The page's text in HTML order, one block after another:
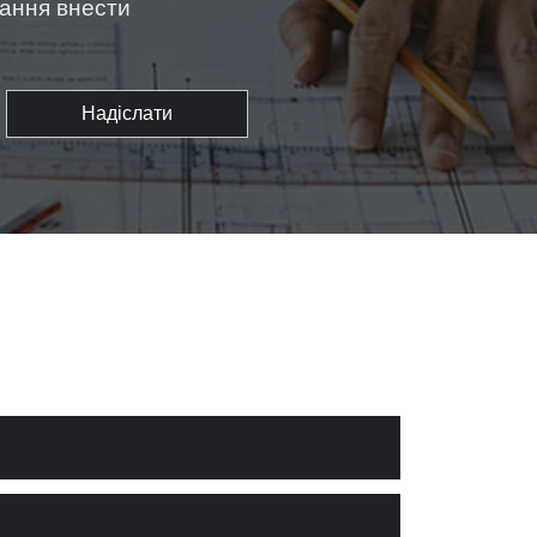
внести
Надіслати